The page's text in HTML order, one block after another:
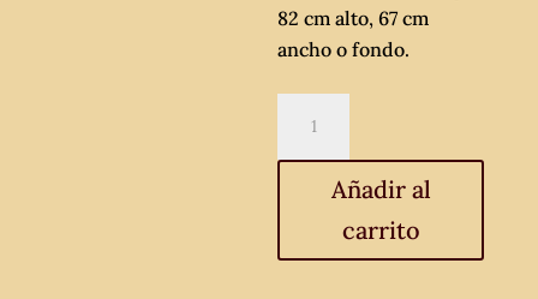
82 cm alto, 67 cm
ancho o fondo.
mesa
auxiliar
antigua
Alfonsino
Añadir al
carrito